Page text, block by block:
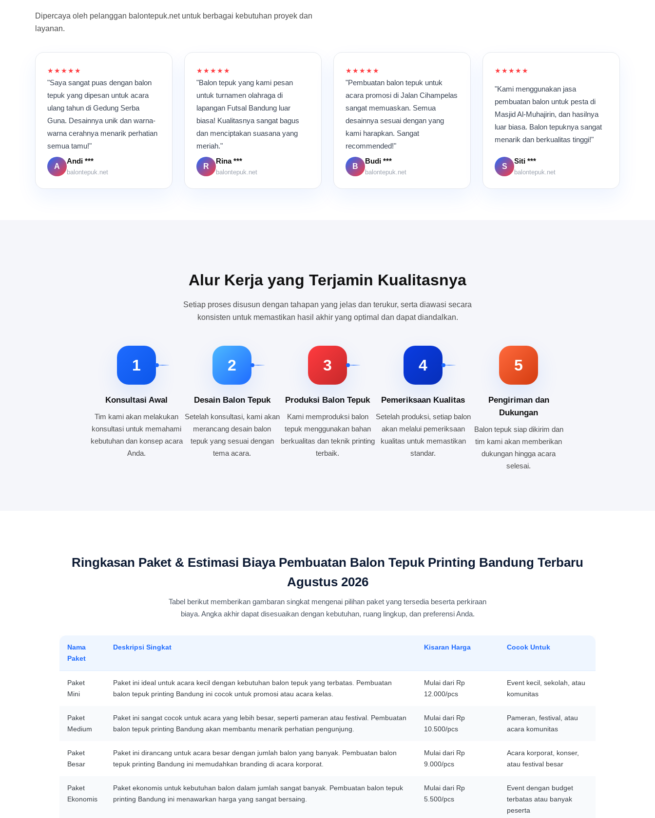
Dipercaya oleh pelanggan balontepuk.net untuk berbagai kebutuhan proyek dan
layanan.
★★★★★
"Saya sangat puas dengan balon
tepuk yang dipesan untuk acara
ulang tahun di Gedung Serba
Guna. Desainnya unik dan warna-
warna cerahnya menarik perhatian
semua tamu!"
A
Andi ***
balontepuk.net
★★★★★
"Balon tepuk yang kami pesan
untuk turnamen olahraga di
lapangan Futsal Bandung luar
biasa! Kualitasnya sangat bagus
dan menciptakan suasana yang
meriah."
R
Rina ***
balontepuk.net
★★★★★
"Pembuatan balon tepuk untuk
acara promosi di Jalan Cihampelas
sangat memuaskan. Semua
desainnya sesuai dengan yang
kami harapkan. Sangat
recommended!"
B
Budi ***
balontepuk.net
★★★★★
"Kami menggunakan jasa
pembuatan balon untuk pesta di
Masjid Al-Muhajirin, dan hasilnya
luar biasa. Balon tepuknya sangat
menarik dan berkualitas tinggi!"
S
Siti ***
balontepuk.net
Alur Kerja yang Terjamin Kualitasnya
Setiap proses disusun dengan tahapan yang jelas dan terukur, serta diawasi secara
konsisten untuk memastikan hasil akhir yang optimal dan dapat diandalkan.
1
Konsultasi Awal
Tim kami akan melakukan
konsultasi untuk memahami
kebutuhan dan konsep acara
Anda.
2
Desain Balon Tepuk
Setelah konsultasi, kami akan
merancang desain balon
tepuk yang sesuai dengan
tema acara.
3
Produksi Balon Tepuk
Kami memproduksi balon
tepuk menggunakan bahan
berkualitas dan teknik printing
terbaik.
4
Pemeriksaan Kualitas
Setelah produksi, setiap balon
akan melalui pemeriksaan
kualitas untuk memastikan
standar.
5
Pengiriman dan
Dukungan
Balon tepuk siap dikirim dan
tim kami akan memberikan
dukungan hingga acara
selesai.
Ringkasan Paket & Estimasi Biaya Pembuatan Balon Tepuk Printing Bandung Terbaru
Agustus 2026
Tabel berikut memberikan gambaran singkat mengenai pilihan paket yang tersedia beserta perkiraan
biaya. Angka akhir dapat disesuaikan dengan kebutuhan, ruang lingkup, dan preferensi Anda.
Nama
Paket
Deskripsi Singkat Kisaran Harga Cocok Untuk
Paket
Mini
Paket ini ideal untuk acara kecil dengan kebutuhan balon tepuk yang terbatas. Pembuatan
balon tepuk printing Bandung ini cocok untuk promosi atau acara kelas.
Mulai dari Rp
12.000/pcs
Event kecil, sekolah, atau
komunitas
Paket
Medium
Paket ini sangat cocok untuk acara yang lebih besar, seperti pameran atau festival. Pembuatan
balon tepuk printing Bandung akan membantu menarik perhatian pengunjung.
Mulai dari Rp
10.500/pcs
Pameran, festival, atau
acara komunitas
Paket
Besar
Paket ini dirancang untuk acara besar dengan jumlah balon yang banyak. Pembuatan balon
tepuk printing Bandung ini memudahkan branding di acara korporat.
Mulai dari Rp
9.000/pcs
Acara korporat, konser,
atau festival besar
Paket
Ekonomis
Paket ekonomis untuk kebutuhan balon dalam jumlah sangat banyak. Pembuatan balon tepuk
printing Bandung ini menawarkan harga yang sangat bersaing.
Mulai dari Rp
5.500/pcs
Event dengan budget
terbatas atau banyak
peserta